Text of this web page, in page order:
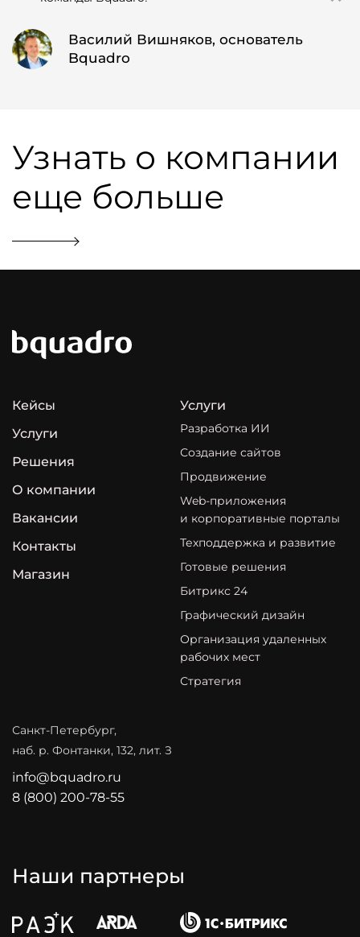
Василий Вишняков, основатель
Bquadro
Узнать о компании
еще больше
Санкт-Петербург,
наб. р. Фонтанки, 132, лит. З
info@bquadro.ru
8 (800) 200-78-55
Кейсы
Услуги
Решения
О компании
Вакансии
Контакты
Магазин
Услуги
Разработка ИИ
Создание сайтов
Продвижение
Web-приложения
и корпоративные порталы
Техподдержка и развитие
Готовые решения
Битрикс 24
Графический дизайн
Организация удаленных
рабочих мест
Стратегия
Наши партнеры